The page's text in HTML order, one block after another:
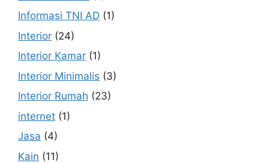
Informasi TNI AD (1)
Interior (24)
Interior Kamar (1)
Interior Minimalis (3)
Interior Rumah (23)
internet (1)
Jasa (4)
Kain (11)